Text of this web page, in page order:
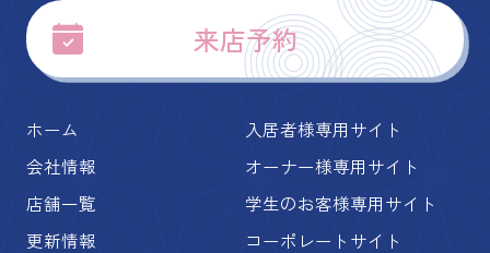
来店予約
ホーム
会社情報
店舗一覧
更新情報
入居者様専用サイト
オーナー様専用サイト
学生のお客様専用サイト
コーポレートサイト